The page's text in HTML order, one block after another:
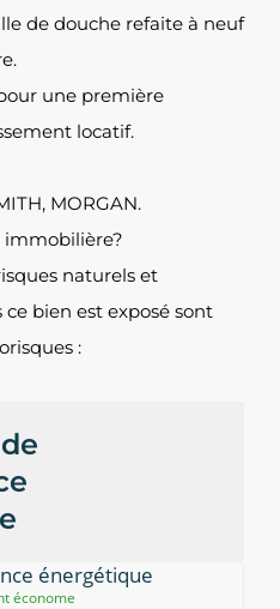
de douche refaite à neuf
une première
locatif.
MORGAN.
immobilière?
naturels et
bien est exposé sont
:
énergétique
économe